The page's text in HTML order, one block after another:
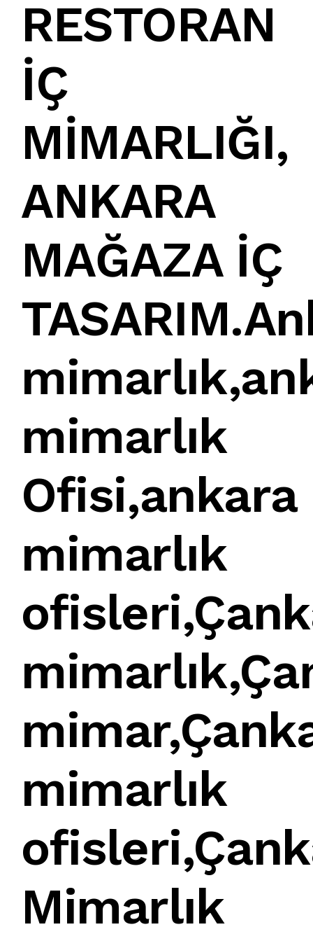
RESTORAN
İÇ
MİMARLIĞI,
ANKARA
MAĞAZA İÇ
TASARIM.
mimarlık,
mimarlık
Ofisi,ankara
mimarlık
ofisleri,
mimarlık,
mimar,
mimarlık
ofisleri,
Mimarlık